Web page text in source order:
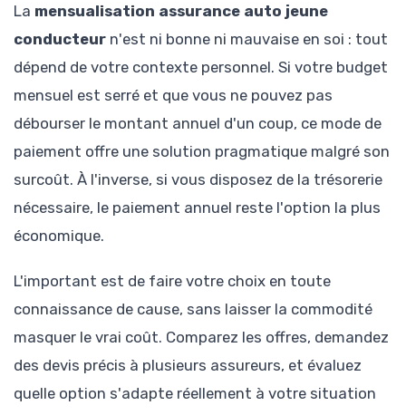
La mensualisation assurance auto jeune
conducteur n'est ni bonne ni mauvaise en soi : tout
dépend de votre contexte personnel. Si votre budget
mensuel est serré et que vous ne pouvez pas
débourser le montant annuel d'un coup, ce mode de
paiement offre une solution pragmatique malgré son
surcoût. À l'inverse, si vous disposez de la trésorerie
nécessaire, le paiement annuel reste l'option la plus
économique.
L'important est de faire votre choix en toute
connaissance de cause, sans laisser la commodité
masquer le vrai coût. Comparez les offres, demandez
des devis précis à plusieurs assureurs, et évaluez
quelle option s'adapte réellement à votre situation